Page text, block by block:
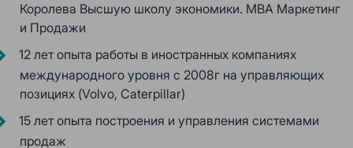
Королева Высшую школу экономики. МВА Маркетинг
и Продажи
12 лет опыта работы в иностранных компаниях
международного уровня с 2008г на управляющих
позициях (Volvo, Caterpillar)
15 лет опыта построения и управления системами
продаж